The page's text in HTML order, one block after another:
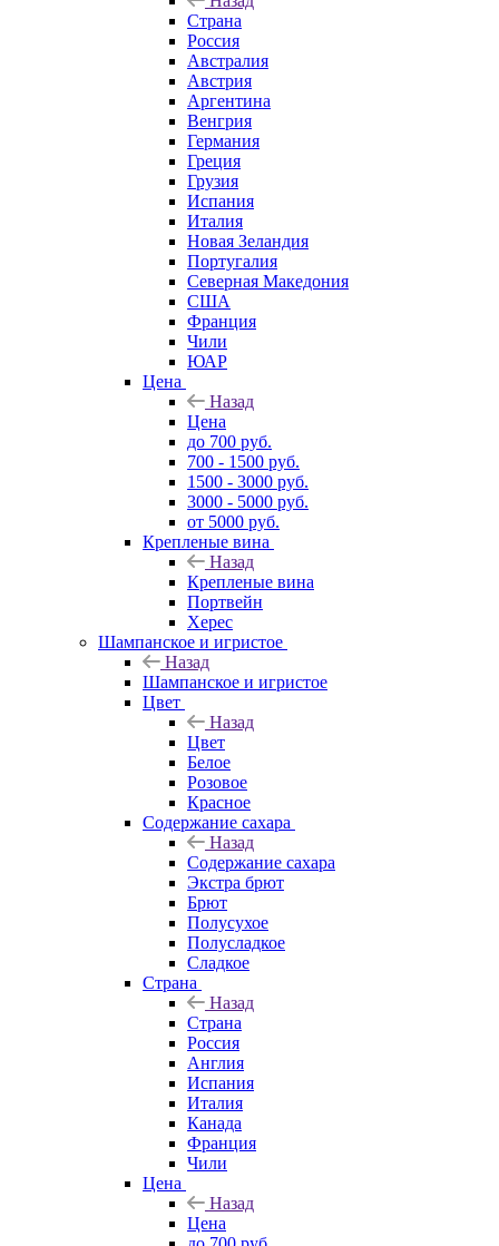
Страна
Россия
Австралия
Австрия
Аргентина
Венгрия
Германия
Греция
Грузия
Испания
Италия
Новая Зеландия
Португалия
Северная Македония
США
Франция
Чили
ЮАР
Цена
Назад
Цена
до 700 руб.
700 - 1500 руб.
1500 - 3000 руб.
3000 - 5000 руб.
от 5000 руб.
Крепленые вина
Назад
Крепленые вина
Портвейн
Херес
Шампанское и игристое
Назад
Шампанское и игристое
Цвет
Назад
Цвет
Белое
Розовое
Красное
Содержание сахара
Назад
Содержание сахара
Экстра брют
Брют
Полусухое
Полусладкое
Сладкое
Страна
Назад
Страна
Россия
Англия
Испания
Италия
Канада
Франция
Чили
Цена
Назад
Цена